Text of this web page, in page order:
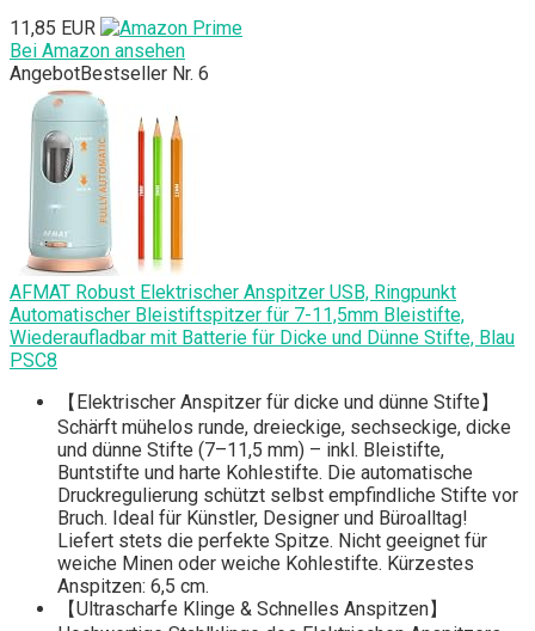
11,85 EUR
Bei Amazon ansehen
AngebotBestseller Nr. 6
AFMAT Robust Elektrischer Anspitzer USB, Ringpunkt
Automatischer Bleistiftspitzer für 7-11,5mm Bleistifte,
Wiederaufladbar mit Batterie für Dicke und Dünne Stifte, Blau
PSC8
【Elektrischer Anspitzer für dicke und dünne Stifte】
Schärft mühelos runde, dreieckige, sechseckige, dicke
und dünne Stifte (7–11,5 mm) – inkl. Bleistifte,
Buntstifte und harte Kohlestifte. Die automatische
Druckregulierung schützt selbst empfindliche Stifte vor
Bruch. Ideal für Künstler, Designer und Büroalltag!
Liefert stets die perfekte Spitze. Nicht geeignet für
weiche Minen oder weiche Kohlestifte. Kürzestes
Anspitzen: 6,5 cm.
【Ultrascharfe Klinge & Schnelles Anspitzen】